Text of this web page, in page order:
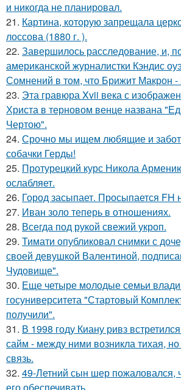
и никогда не планировал.
21. Картина, которую запрещала
лоссова (1880 г. ).
22. Завершилось расследование, и,
американской журналистки Кэндис
Сомнений в том, что Брижит Макрон
23. Эта гравюра Xvii века с
Христа в терновом венце названа
Чертою".
24. Срочно мы ищем любящие и
собачки Герды!
25. Протурецкий курс Никола
ослабляет.
26. Город засыпает. Просыпается FH
27. Иван золо теперь в отношениях.
28. Всегда под рукой свежий укроп.
29. Тимати опубликовал снимки с
своей девушкой Валентиной,
Чудовище".
30. Еще четыре молодые семьи
госуниверситета "Стартовый
получили".
31. В 1998 году Киану ривз
сайм - между ними возникла тихая, но
связь.
32. 49-Летний сын шер пожаловался,